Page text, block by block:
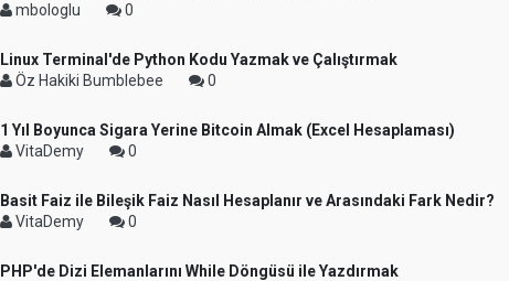
mbologlu
0
Linux Terminal'de Python Kodu Yazmak ve Çalıştırmak
Öz Hakiki Bumblebee
0
1 Yıl Boyunca Sigara Yerine Bitcoin Almak (Excel Hesaplaması)
VitaDemy
0
Basit Faiz ile Bileşik Faiz Nasıl Hesaplanır ve Arasındaki Fark Nedir?
VitaDemy
0
PHP'de Dizi Elemanlarını While Döngüsü ile Yazdırmak